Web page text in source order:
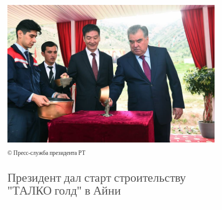
© Пресс-служба президента РТ
Президент дал старт строительству
"ТАЛКО голд" в Айни